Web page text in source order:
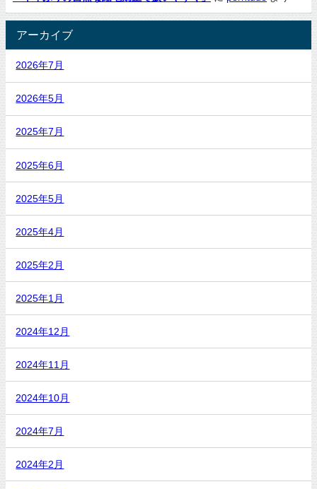
アーカイブ
2026年7月
2026年5月
2025年7月
2025年6月
2025年5月
2025年4月
2025年2月
2025年1月
2024年12月
2024年11月
2024年10月
2024年7月
2024年2月